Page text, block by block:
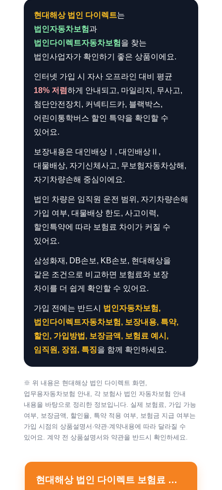
현대해상 법인 다이렉트는
법인자동차보험 과
법인다이렉트자동차보험 을 찾는
법인사업자가 확인하기 좋은 상품이에요.
인터넷 가입 시 자사 오프라인 대비 평균
18% 저렴하게 안내되고, 마일리지, 무사고,
첨단안전장치, 커넥티드카, 블랙박스,
어린이통학버스 할인 특약을 확인할 수
있어요.
보장내용은 대인배상Ⅰ, 대인배상Ⅱ,
대물배상, 자기신체사고, 무보험자동차상해,
자기차량손해 중심이에요.
법인 차량은 임직원 운전 범위, 자기차량손해
가입 여부, 대물배상 한도, 사고이력,
할인특약에 따라 보험료 차이가 커질 수
있어요.
삼성화재, DB손보, KB손보, 현대해상을
같은 조건으로 비교하면 보험료와 보장
차이를 더 쉽게 확인할 수 있어요.
가입 전에는 반드시 법인자동차보험,
법인다이렉트자동차보험, 보장내용, 특약,
할인, 가입방법, 보장금액, 보험료 예시,
임직원, 장점, 특징을 함께 확인하세요.
※ 위 내용은 현대해상 법인 다이렉트 화면,
업무용자동차보험 안내, 각 보험사 법인 자동차보험 안내
내용을 바탕으로 정리한 정보입니다. 실제 보험료, 가입 가능
여부, 보장금액, 할인율, 특약 적용 여부, 보험금 지급 여부는
가입 시점의 상품설명서·약관·계약내용에 따라 달라질 수
있어요. 계약 전 상품설명서와 약관을 반드시 확인하세요.
현대해상 법인 다이렉트 보험료 계산 – [바로가기]